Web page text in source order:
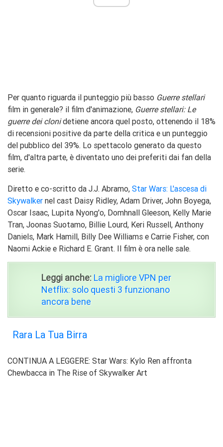
Per quanto riguarda il punteggio più basso Guerre stellari
film in generale? il film d'animazione, Guerre stellari: Le
guerre dei clonidetiene ancora quel posto, ottenendo il 18%
di recensioni positive da parte della critica e un punteggio
del pubblico del 39%. Lo spettacolo generato da questo
film, d'altra parte, è diventato uno dei preferiti dai fan della
serie.
Diretto e co-scritto da J.J. Abramo, Star Wars: L'ascesa di
Skywalker nel cast Daisy Ridley, Adam Driver, John Boyega,
Oscar Isaac, Lupita Nyong'o, Domhnall Gleeson, Kelly Marie
Tran, Joonas Suotamo, Billie Lourd, Keri Russell, Anthony
Daniels, Mark Hamill, Billy Dee Williams e Carrie Fisher, con
Naomi Ackie e Richard E. Grant. Il film è ora nelle sale.
Leggi anche: La migliore VPN per
Netflix: solo questi 3 funzionano
ancora bene
Rara La Tua Birra
CONTINUA A LEGGERE: Star Wars: Kylo Ren affronta
Chewbacca in The Rise of Skywalker Art